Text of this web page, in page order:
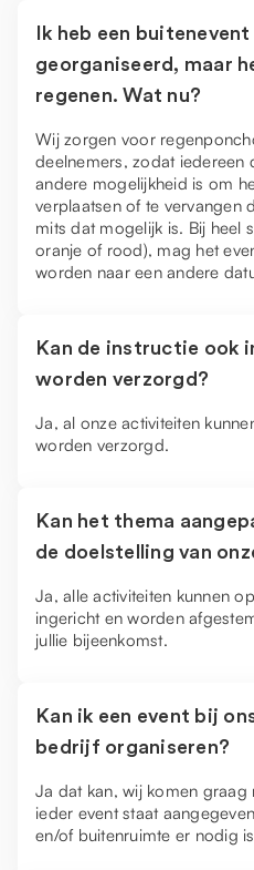
Ik heb een buitenevent
georganiseerd, maar
regenen. Wat nu?
Wij zorgen voor
deelnemers, zodat iedereen
andere mogelijkheid is om
verplaatsen of te vervangen
mits dat mogelijk is. Bij heel
oranje of rood), mag het
worden naar een andere
Kan de instructie ook
worden verzorgd?
Ja, al onze activiteiten
worden verzorgd.
Kan het thema
de doelstelling van
Ja, alle activiteiten kunnen
ingericht en worden
jullie bijeenkomst.
Kan ik een event bij
bedrijf organiseren?
Ja dat kan, wij komen graag
ieder event staat
en/of buitenruimte er nodig